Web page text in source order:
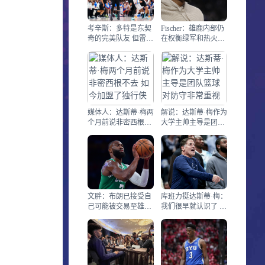
考辛斯：多特是东契
奇的完美队友 但雷霆
Fischer：雄鹿内部仍
在权衡绿军和热火关
媒体人：达斯蒂·梅两
个月前说非密西根不
解说：达斯蒂·梅作为
大学主帅主导是团队
文胖：布朗已接受自
己可能被交易至雄鹿
件事
库班力挺达斯蒂·梅：
我们很早就认识了 他